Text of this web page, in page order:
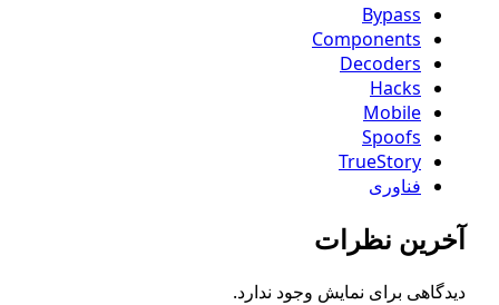
Bypass
Components
Decoders
Hacks
Mobile
Spoofs
TrueStory
فناوری
آخرین نظرات
دیدگاهی برای نمایش وجود ندارد.